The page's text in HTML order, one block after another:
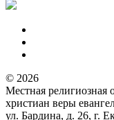
© 2026
Местная религиозная
христиан веры
ул. Бардина, д. 26, г.